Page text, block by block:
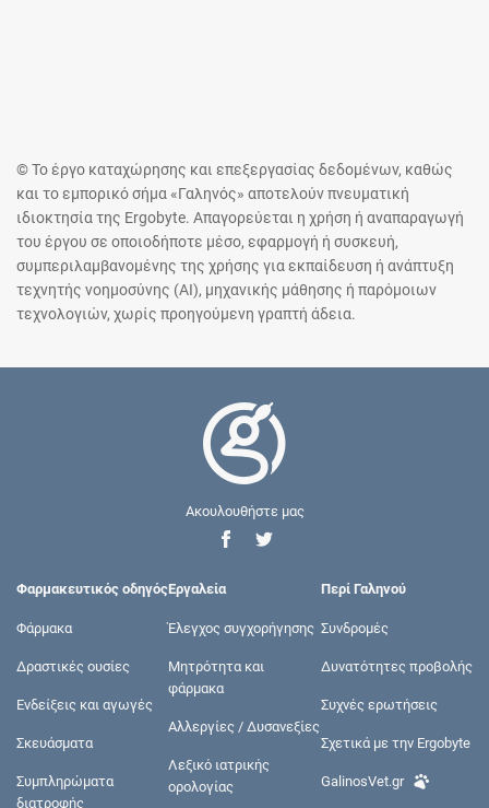
© Το έργο καταχώρησης και επεξεργασίας δεδομένων, καθώς
και το εμπορικό σήμα «Γαληνός» αποτελούν πνευματική
ιδιοκτησία της Ergobyte. Απαγορεύεται η χρήση ή αναπαραγωγή
του έργου σε οποιοδήποτε μέσο, εφαρμογή ή συσκευή,
συμπεριλαμβανομένης της χρήσης για εκπαίδευση ή ανάπτυξη
τεχνητής νοημοσύνης (AI), μηχανικής μάθησης ή παρόμοιων
τεχνολογιών, χωρίς προηγούμενη γραπτή άδεια.
Ακουλουθήστε μας
Φαρμακευτικός οδηγός
Φάρμακα
Δραστικές ουσίες
Ενδείξεις και αγωγές
Σκευάσματα
Συμπληρώματα
διατροφής
Εργαλεία
Έλεγχος συγχορήγησης
Μητρότητα και
φάρμακα
Αλλεργίες / Δυσανεξίες
Λεξικό ιατρικής
ορολογίας
Περί Γαληνού
Συνδρομές
Δυνατότητες προβολής
Συχνές ερωτήσεις
Σχετικά με την Ergobyte
GalinosVet.gr